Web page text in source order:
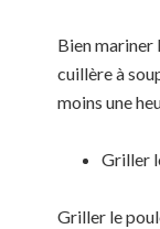
Bien mariner
cuillère à
moins une
Griller
Griller le